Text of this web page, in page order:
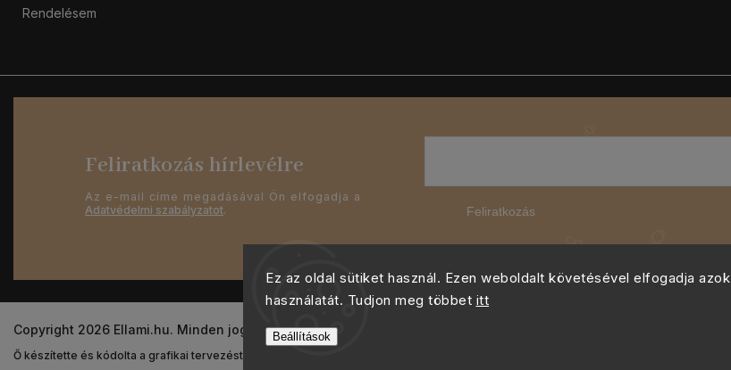
Ez az oldal sütiket használ. Ezen weboldalt követésével elfogadja azok
használatát. Tudjon meg többet itt
Beállítások
Rendelésem
Feliratkozás hírlevélre
Az e-mail címe megadásával Ön elfogadja a
Adatvédelmi szabályzatot. Feliratkozás
Copyright 2026 Ellami.hu. Minden jog fenntartva.
Ő készítette és kódolta a grafikai tervezést